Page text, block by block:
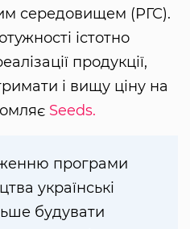
середовищем (РГС).
істотно
продукції,
і вищу ціну на
Seeds.
програми
українські
будувати